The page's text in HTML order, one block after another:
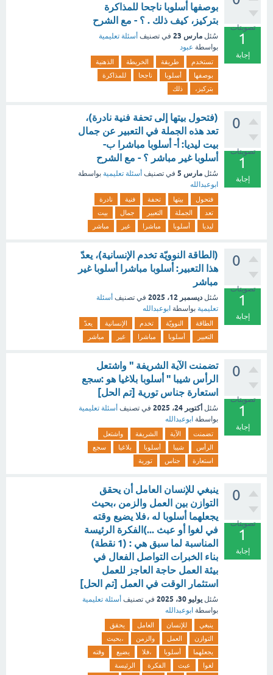
تصويتات
1
إجابة
بوصفها أسلوبا ناجحا للمذاكرة
بتركيز، كيف ذلك . ؟ - مع الشرح
سُئل مارس 23 في تصنيف أسئلة تعليمية
بواسطة عبود
تستخدم طريقة الخريطة
الذهنية
بوصفها
أسلوبا ناجحا
للمذاكرة
بتركيز،
ذلك
0
تصويتات
1
إجابة
(فتحول بيتها إلى تحفة فنية نادرة)،
تعد هذه الجملة في التعبير عن جمال
بيت ليديا: أ- أسلوبا مباشرا ب-
أسلوبا غير مباشر ؟ - مع الشرح
سُئل مارس 5 في تصنيف أسئلة تعليمية بواسطة
ابوعبدالله
فتحول بيتها تحفة فنية
نادرة
تعد
الجملة التعبير جمال
بيت
ليديا
أسلوبا مباشرا غير مباشر
0
تصويتات
1
إجابة
(الطاقة النوويّة تخدم الإنسانية)، يعدّ
هذا التعبير: أسلوبا مباشرا أسلوبا غير
مباشر
سُئل ديسمبر 12، 2025 في تصنيف أسئلة
تعليمية بواسطة ابوعبدالله
الطاقة النوويّة تخدم الإنسانية
يعدّ
التعبير
أسلوبا مباشرا غير مباشر
0
تصويتات
1
إجابة
تضمنت الآية الشريفة " واشتعل
الرأس شيبا " أسلوبا بلاغيا هو :سجع
استعارة جناس تورية [تم الحل]
سُئل أكتوبر 24، 2025 في تصنيف أسئلة تعليمية
بواسطة ابوعبدالله
تضمنت الآية الشريفة
واشتعل
الرأس
شيبا أسلوبا بلاغيا
سجع
استعارة
جناس تورية
0
تصويتات
1
إجابة
ينبغي للإنسان العامل أن يحقق
التوازن بين العمل والزمن ،بحيث
يجعلهما أسلوبا له ،فلا يضيع وقته
في لغوا أو عبث ...)الفكرة الرئيسة
المناسبة لما سبق هي : (1 نقطة)
بناء الخبرات التواصل الفعال في
بيئة العمل حاجة العاجز للعمل
استثمار الوقت في العمل [تم الحل]
سُئل يوليو 30، 2025 في تصنيف أسئلة تعليمية
بواسطة ابوعبدالله
ينبغي للإنسان العامل
يحقق
التوازن
العمل والزمن
،بحيث
يجعلهما
أسلوبا ،فلا يضيع
وقته
لغوا
عبث الفكرة الرئيسة